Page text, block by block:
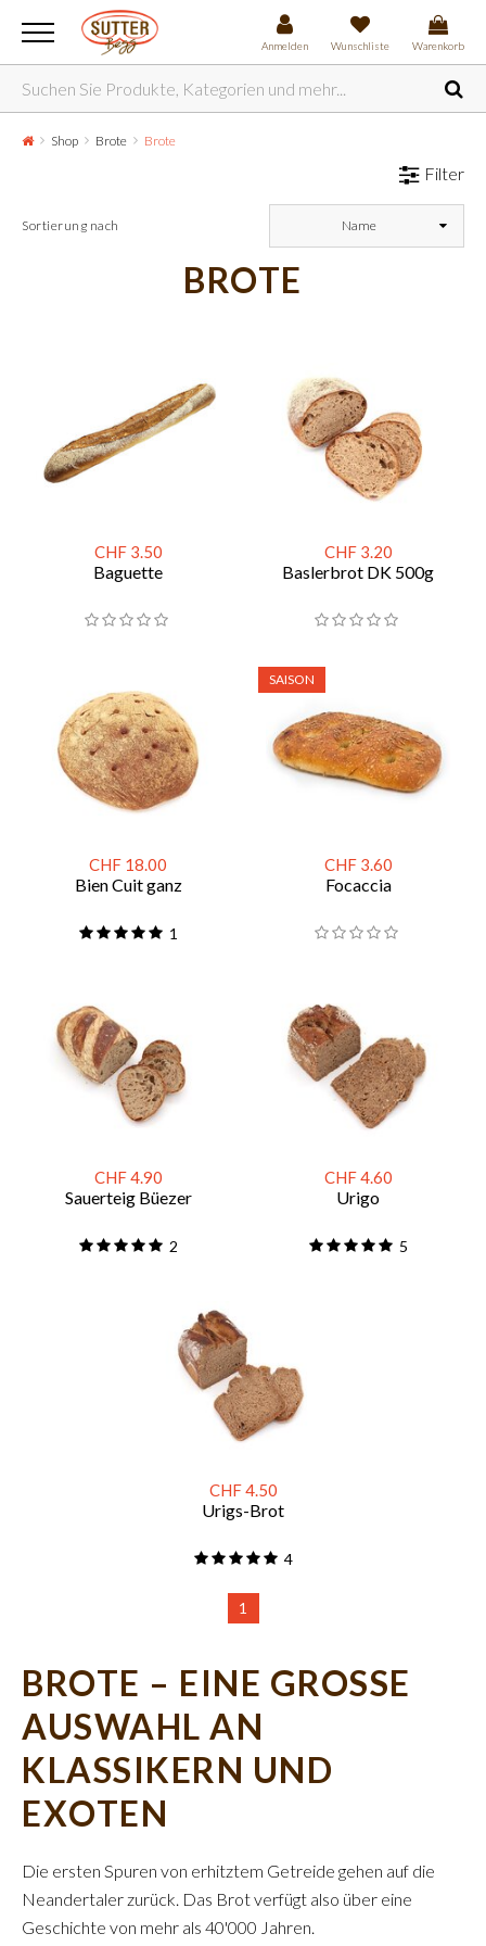
Anmelden Wunschliste Warenkorb
Shop Brote Brote
Filter
Sortierung nach Name
BROTE
CHF 3.50
Baguette
CHF 3.20
Baslerbrot DK 500g
CHF 18.00
Bien Cuit ganz
1
CHF 3.60
Focaccia
SAISON
CHF 4.90
Sauerteig Büezer
2
CHF 4.60
Urigo
5
CHF 4.50
Urigs-Brot
4
1
BROTE – EINE GROSSE
AUSWAHL AN
KLASSIKERN UND
EXOTEN
Die ersten Spuren von erhitztem Getreide gehen auf die
Neandertaler zurück. Das Brot verfügt also über eine
Geschichte von mehr als 40'000 Jahren.